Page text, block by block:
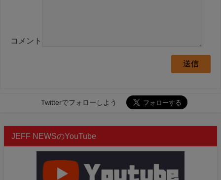
コメント
Twitterでフォローしよう
JEFF NEWSのYouTube